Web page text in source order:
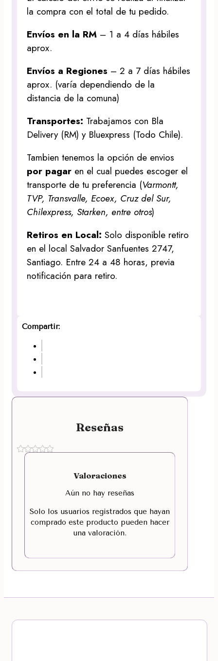
la compra con el total de tu pedido.
Envíos en la RM – 1 a 4 días hábiles
aprox.
Envíos a Regiones – 2 a 7 días hábiles
aprox. (varía dependiendo de la
distancia de la comuna)
Transportes: Trabajamos con Bla
Delivery (RM) y Bluexpress (Todo Chile).
Tambien tenemos la opción de envios
por pagar en el cual puedes escoger el
transporte de tu preferencia (Varmontt,
TVP, Transvalle, Ecoex, Cruz del Sur,
Chilexpress, Starken, entre otros)
Retiros en Local:Solo disponible retiro
en el local Salvador Sanfuentes 2747,
Santiago. Entre 24 a 48 horas, previa
notificación para retiro.
Compartir:
Reseñas
Valoraciones
Aún no hay reseñas
Solo los usuarios registrados que hayan
comprado este producto pueden hacer
una valoración.